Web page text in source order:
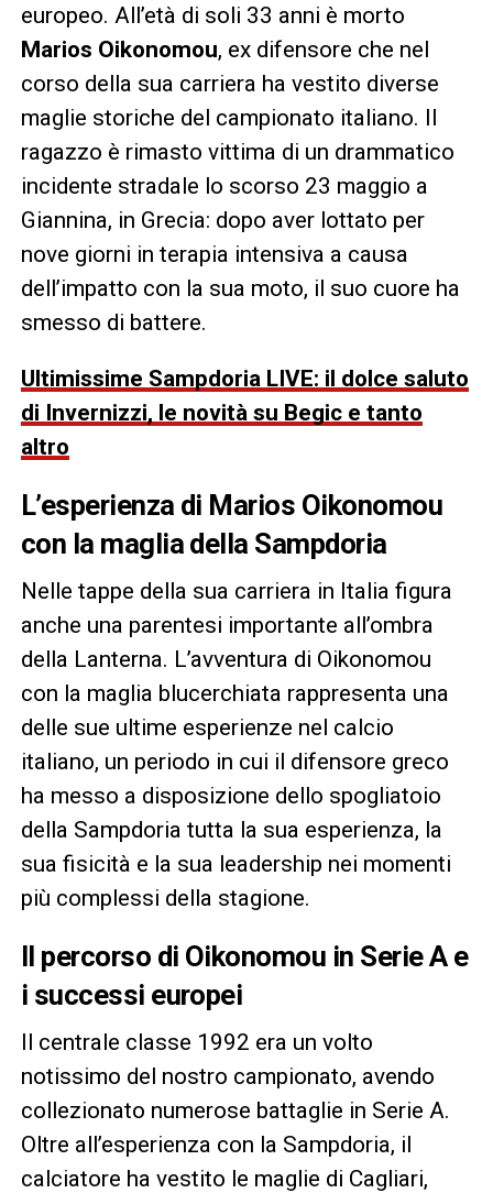
europeo. All’età di soli 33 anni è morto
Marios Oikonomou, ex difensore che nel
corso della sua carriera ha vestito diverse
maglie storiche del campionato italiano. Il
ragazzo è rimasto vittima di un drammatico
incidente stradale lo scorso 23 maggio a
Giannina, in Grecia: dopo aver lottato per
nove giorni in terapia intensiva a causa
dell’impatto con la sua moto, il suo cuore ha
smesso di battere.
Ultimissime Sampdoria LIVE: il dolce saluto
di Invernizzi, le novità su Begic e tanto
altro
L’esperienza di Marios Oikonomou
con la maglia della Sampdoria
Nelle tappe della sua carriera in Italia figura
anche una parentesi importante all’ombra
della Lanterna. L’avventura di Oikonomou
con la maglia blucerchiata rappresenta una
delle sue ultime esperienze nel calcio
italiano, un periodo in cui il difensore greco
ha messo a disposizione dello spogliatoio
della Sampdoria tutta la sua esperienza, la
sua fisicità e la sua leadership nei momenti
più complessi della stagione.
Il percorso di Oikonomou in Serie A e
i successi europei
Il centrale classe 1992 era un volto
notissimo del nostro campionato, avendo
collezionato numerose battaglie in Serie A.
Oltre all’esperienza con la Sampdoria, il
calciatore ha vestito le maglie di Cagliari,